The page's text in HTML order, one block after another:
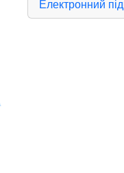
Електронний